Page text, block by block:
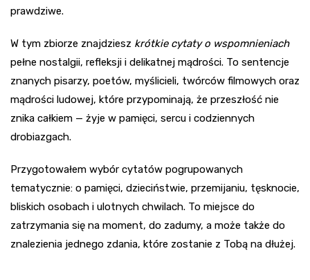
prawdziwe.
W tym zbiorze znajdziesz krótkie cytaty o wspomnieniach
pełne nostalgii, refleksji i delikatnej mądrości. To sentencje
znanych pisarzy, poetów, myślicieli, twórców filmowych oraz
mądrości ludowej, które przypominają, że przeszłość nie
znika całkiem — żyje w pamięci, sercu i codziennych
drobiazgach.
Przygotowałem wybór cytatów pogrupowanych
tematycznie: o pamięci, dzieciństwie, przemijaniu, tęsknocie,
bliskich osobach i ulotnych chwilach. To miejsce do
zatrzymania się na moment, do zadumy, a może także do
znalezienia jednego zdania, które zostanie z Tobą na dłużej.